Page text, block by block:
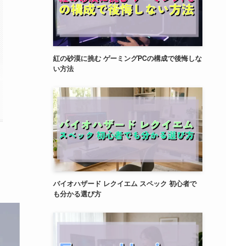
紅の砂漠に挑む ゲーミングPCの構成で後悔しな
い方法
バイオハザード レクイエム スペック 初心者で
も分かる選び方